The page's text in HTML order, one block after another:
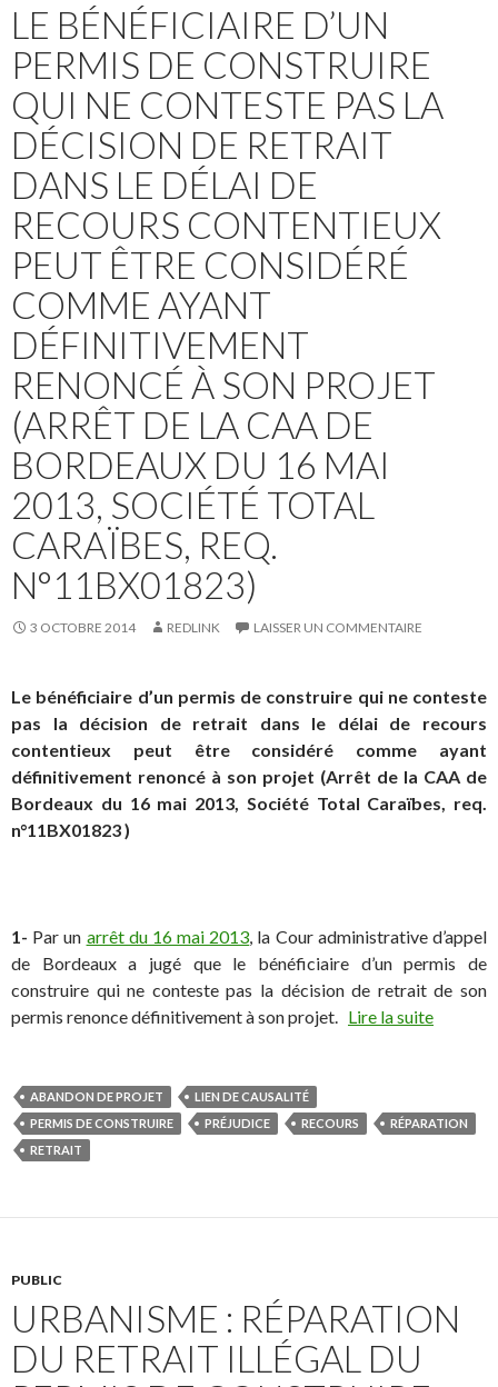
LE BÉNÉFICIAIRE D’UN
PERMIS DE CONSTRUIRE
QUI NE CONTESTE PAS LA
DÉCISION DE RETRAIT
DANS LE DÉLAI DE
RECOURS CONTENTIEUX
PEUT ÊTRE CONSIDÉRÉ
COMME AYANT
DÉFINITIVEMENT
RENONCÉ À SON PROJET
(ARRÊT DE LA CAA DE
BORDEAUX DU 16 MAI
2013, SOCIÉTÉ TOTAL
CARAÏBES, REQ.
N°11BX01823)
3 OCTOBRE 2014 REDLINK LAISSER UN COMMENTAIRE
Le bénéficiaire d’un permis de construire qui ne conteste
pas la décision de retrait dans le délai de recours
contentieux peut être considéré comme ayant
définitivement renoncé à son projet (Arrêt de la CAA de
Bordeaux du 16 mai 2013, Société Total Caraïbes, req.
n°11BX01823 )
1- Par un arrêt du 16 mai 2013, la Cour administrative d’appel
de Bordeaux a jugé que le bénéficiaire d’un permis de
construire qui ne conteste pas la décision de retrait de son
permis renonce définitivement à son projet. Lire la suite
ABANDON DE PROJET
LIEN DE CAUSALITÉ
PERMIS DE CONSTRUIRE
PRÉJUDICE RECOURS
RÉPARATION
RETRAIT
PUBLIC
URBANISME : RÉPARATION
DU RETRAIT ILLÉGAL DU